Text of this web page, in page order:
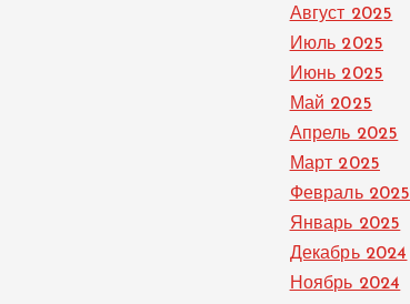
Август 2025
Июль 2025
Июнь 2025
Май 2025
Апрель 2025
Март 2025
Февраль 2025
Январь 2025
Декабрь 2024
Ноябрь 2024